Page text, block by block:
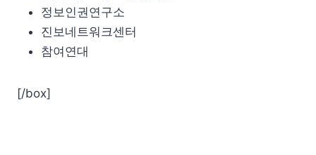
정보인권연구소
진보네트워크센터
참여연대
[/box]